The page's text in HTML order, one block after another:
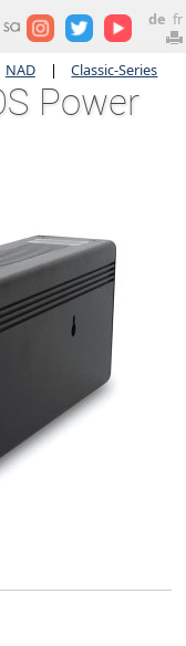
de fr
NAD | Classic-Series
Power